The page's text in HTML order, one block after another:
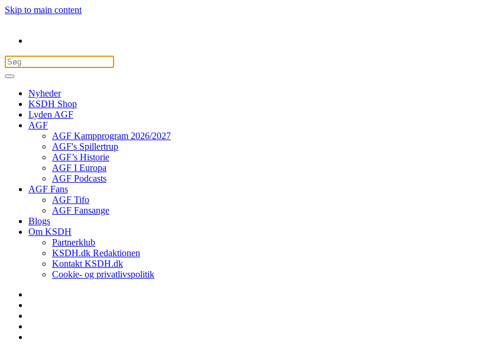
Skip to main content
Nyheder
KSDH Shop
Lyden AGF
AGF
AGF Kampprogram 2026/2027
AGF's Spillertrup
AGF’s Historie
AGF I Europa
AGF Podcasts
AGF Fans
AGF Tifo
AGF Fansange
Blogs
Om KSDH
Partnerklub
KSDH.dk Redaktionen
Kontakt KSDH.dk
Cookie- og privatlivspolitik